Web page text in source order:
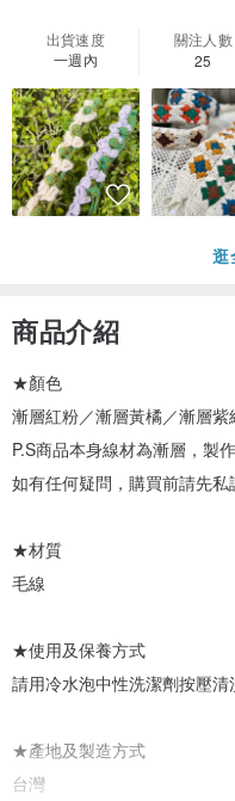
出貨速度
一週內
關注人數
25
逛
商品介紹
★顏色
漸層紅粉／漸層黃橘／漸層紫
P.S商品本身線材為漸層，製
如有任何疑問，購買前請先
★材質
毛線
★使用及保養方式
請用冷水泡中性洗潔劑按壓
★產地及製造方式
台灣